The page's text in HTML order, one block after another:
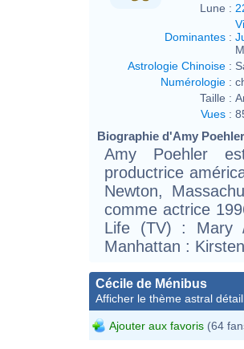
Lune :
Dominantes :
Astrologie Chinoise :
Numérologie :
Taille :
Vues :
Biographie d'Amy
Amy Poehler
productrice
Newton,
comme actrice
Life (TV) : Mary
Manhattan : Kirsten
Cécile de Ménibus
Afficher le thème astral
Ajouter aux favoris (64